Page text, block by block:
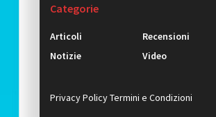
Categorie
Articoli
Notizie
Recensioni
Video
Privacy PolicyTermini e Condizioni